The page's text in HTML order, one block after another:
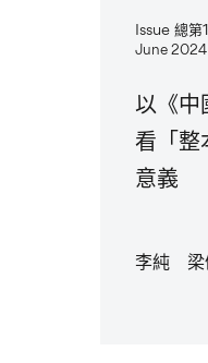
Issue 總第
June 2024
以《中
看「整
意義
李純 梁